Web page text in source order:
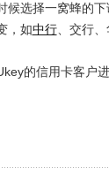
选择一窝蜂的下
，如中行、交行、
的信用卡客户